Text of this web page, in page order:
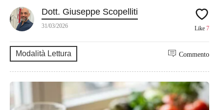
Dott. Giuseppe Scopelliti
31/03/2026 Like 7
Modalità Lettura Commento